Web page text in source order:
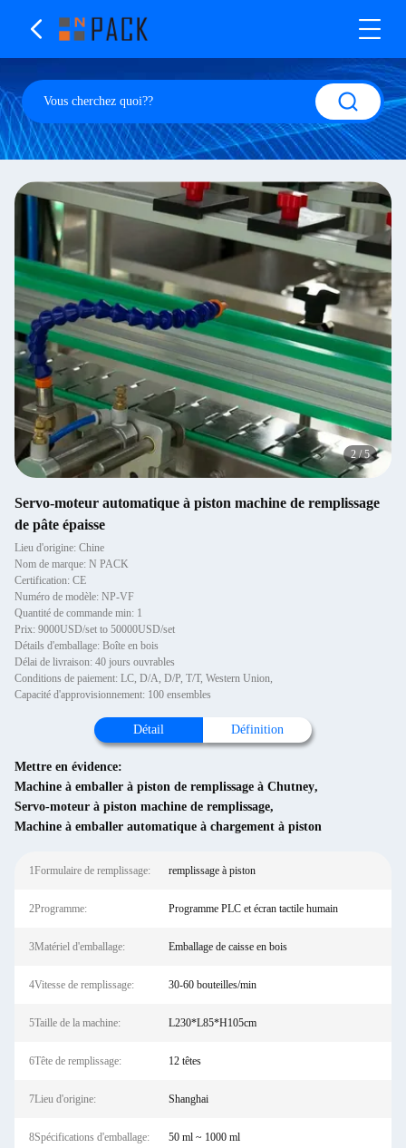
2/5
Servo-moteur automatique à piston machine de remplissage
de pâte épaisse
Lieu d'origine: Chine
Nom de marque: N PACK
Certification: CE
Numéro de modèle: NP-VF
Quantité de commande min: 1
Prix: 9000USD/set to 50000USD/set
Détails d'emballage: Boîte en bois
Délai de livraison: 40 jours ouvrables
Conditions de paiement: LC, D/A, D/P, T/T, Western Union,
Capacité d'approvisionnement: 100 ensembles
Détail Définition
Mettre en évidence:
Machine à emballer à piston de remplissage à Chutney,
Servo-moteur à piston machine de remplissage,
Machine à emballer automatique à chargement à piston
1Formulaire de remplissage: remplissage à piston
2Programme: Programme PLC et écran tactile humain
3Matériel d'emballage: Emballage de caisse en bois
4Vitesse de remplissage: 30-60 bouteilles/min
5Taille de la machine: L230*L85*H105cm
6Tête de remplissage: 12 têtes
7Lieu d'origine: Shanghai
8Spécifications d'emballage: 50 ml ~ 1000 ml